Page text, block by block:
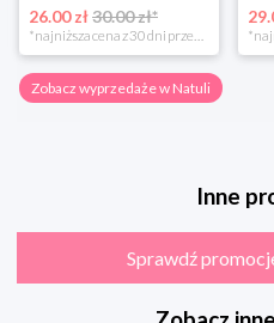
26.00 zł30.00 zł*
*najniższa cena z 30 dni przed obniżką
Zobacz wyprzedaże w Natuli
Inne
Sprawdź